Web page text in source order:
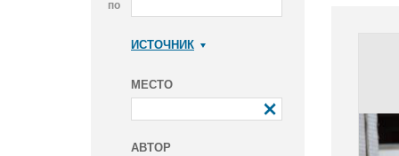
по
ИСТОЧНИК
МЕСТО
АВТОР